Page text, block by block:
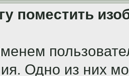
поместить
Одно из них